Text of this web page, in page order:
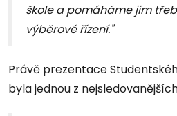
škole a pomáháme jim
výběrové řízení."
Právě prezentace
byla jednou z